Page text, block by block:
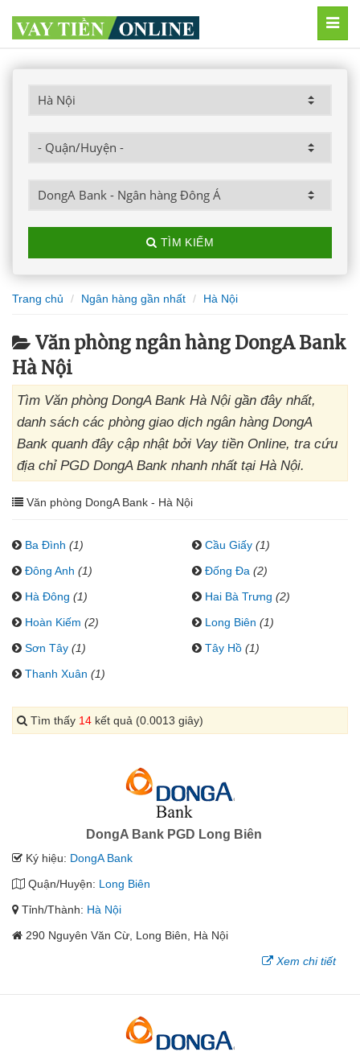
TÌM KIẾM
Trang chủ Ngân hàng gần nhất Hà Nội
Văn phòng ngân hàng DongA Bank
Hà Nội
Tìm Văn phòng DongA Bank Hà Nội gần đây nhất,
danh sách các phòng giao dịch ngân hàng DongA
Bank quanh đây cập nhật bởi Vay tiền Online, tra cứu
địa chỉ PGD DongA Bank nhanh nhất tại Hà Nội.
Văn phòng DongA Bank - Hà Nội
Ba Đình (1) Cầu Giấy (1)
Đông Anh (1) Đống Đa (2)
Hà Đông (1) Hai Bà Trưng (2)
Hoàn Kiếm (2) Long Biên (1)
Sơn Tây (1) Tây Hồ (1)
Thanh Xuân (1)
Tìm thấy 14 kết quả (0.0013 giây)
DongA Bank PGD Long Biên
Ký hiệu: DongA Bank
Quận/Huyện: Long Biên
Tỉnh/Thành: Hà Nội
290 Nguyên Văn Cừ, Long Biên, Hà Nội
Xem chi tiết